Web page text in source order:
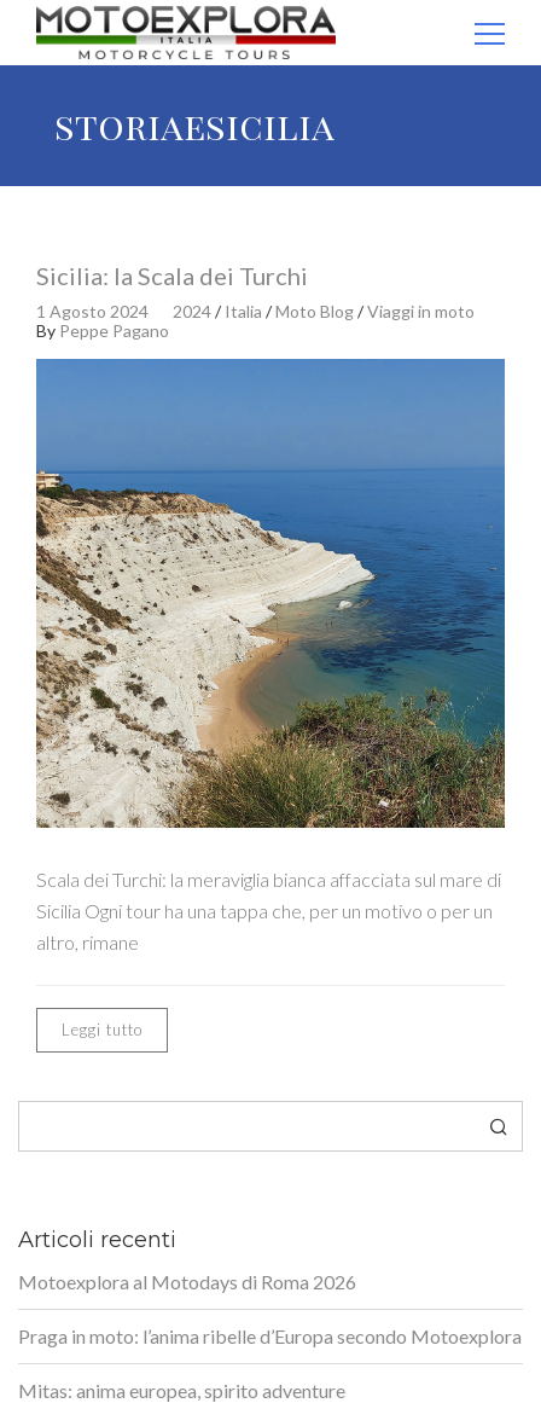
storiaesicilia
Sicilia: la Scala dei Turchi
1 Agosto 2024 2024/Italia /Moto Blog/Viaggi in moto
By Peppe Pagano
Scala dei Turchi: la meraviglia bianca affacciata sul mare di
Sicilia Ogni tour ha una tappa che, per un motivo o per un
altro, rimane
Leggi tutto
Articoli recenti
Motoexplora al Motodays di Roma 2026
Praga in moto: l’anima ribelle d’Europa secondo Motoexplora
Mitas: anima europea, spirito adventure